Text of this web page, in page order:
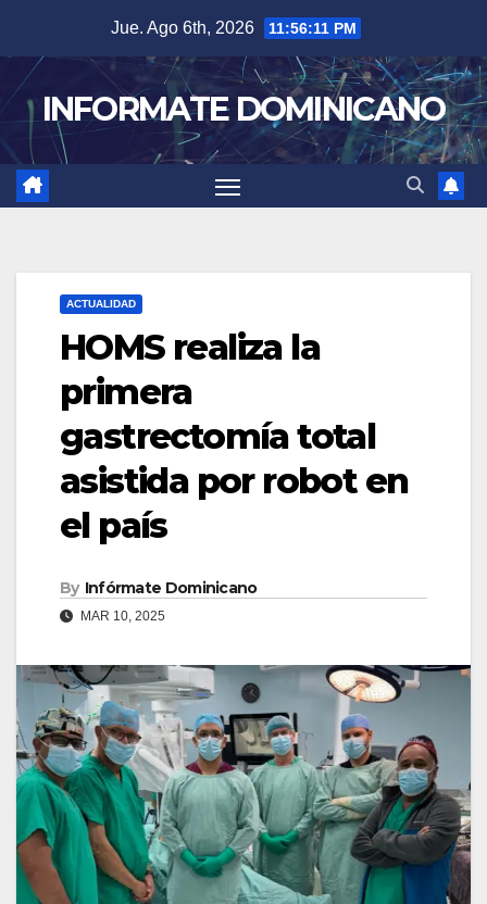
content
Jue. Ago 6th, 2026 11:56:11 PM
INFORMATE DOMINICANO
ACTUALIDAD
HOMS realiza la
primera
gastrectomía total
asistida por robot en
el país
By Infórmate Dominicano
MAR 10, 2025